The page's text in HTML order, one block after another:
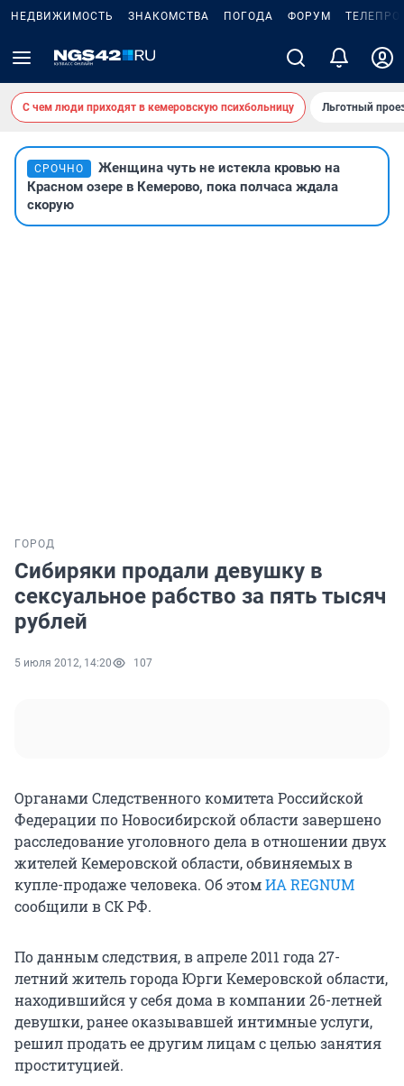
НЕДВИЖИМОСТЬ ЗНАКОМСТВА ПОГОДА ФОРУМ
С чем люди приходят в кемеровскую психбольницу Льготный
СРОЧНО
Женщина чуть не истекла кровью на
Красном озере в Кемерово, пока полчаса ждала
скорую
ГОРОД
Сибиряки продали девушку в
сексуальное рабство за пять тысяч
рублей
5 июля 2012, 14:20 107
Органами Следственного комитета Российской
Федерации по Новосибирской области завершено
расследование уголовного дела в отношении двух
жителей Кемеровской области, обвиняемых в
купле-продаже человека. Об этомИА REGNUM
сообщили в СК РФ.
По данным следствия, в апреле 2011 года 27-
летний житель города Юрги Кемеровской области,
находившийся у себя дома в компании 26-летней
девушки, ранее оказывавшей интимные услуги,
решил продать ее другим лицам с целью занятия
проституцией.